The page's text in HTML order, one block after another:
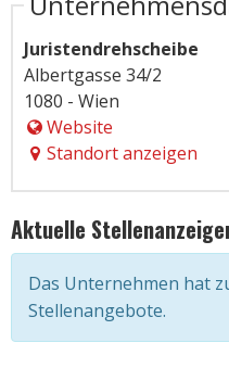
Juristendrehscheibe
Albertgasse 34/2
1080 - Wien
Website
Standort anzeigen
Aktuelle
Das Unternehmen hat
Stellenangebote.